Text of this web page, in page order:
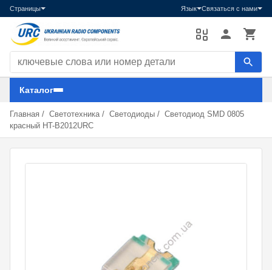
Страницы Язык Связаться с нами
Каталог
Главная / Светотехника / Светодиоды / Светодиод SMD 0805
красный HT-B2012URC